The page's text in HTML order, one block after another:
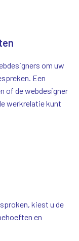
om uw
Een
of de webdesigner
werkrelatie kunt
kiest u de
en